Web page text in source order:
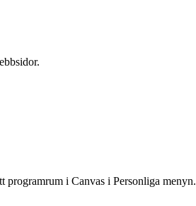
programrum i Canvas i Personliga menyn.